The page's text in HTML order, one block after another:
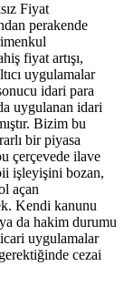
Fiyat
perakende
fiyat artışı,
uygulamalar
idari para
uygulanan idari
Bizim bu
bir piyasa
çerçevede ilave
işleyişini bozan,
açan
Kendi kanunu
da hakim durumu
uygulamalar
cezai